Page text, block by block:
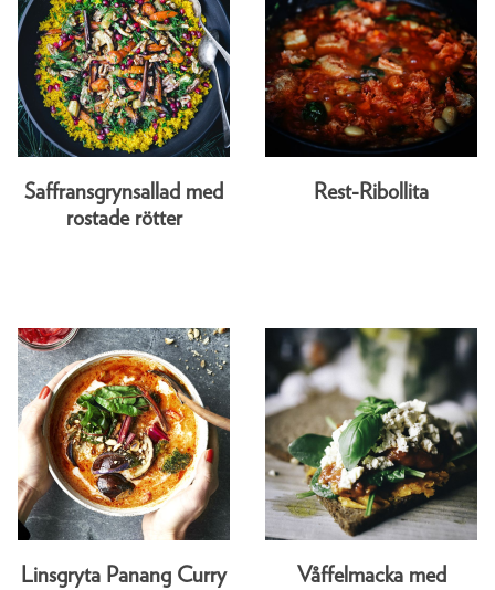
Saffransgrynsallad med
rostade rötter
Rest-Ribollita
Linsgryta Panang Curry
Våffelmacka med